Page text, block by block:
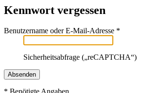
Kennwort vergessen
Benutzername oder E-Mail-Adresse *
Sicherheitsabfrage („reCAPTCHA“)
* Benötigte Angaben